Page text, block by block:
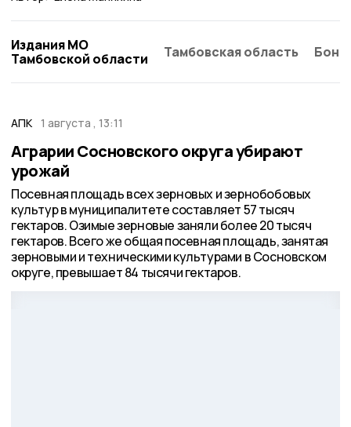
Издания МО
Тамбовской области
Тамбовская область
АПК 1 августа , 13:11
Аграрии Сосновского округа убирают
урожай
Посевная площадь всех зерновых и зернобобовых
культур в муниципалитете составляет 57 тысяч
гектаров. Озимые зерновые заняли более 20 тысяч
гектаров. Всего же общая посевная площадь, занятая
зерновыми и техническими культурами в Сосновском
округе, превышает 84 тысячи гектаров.